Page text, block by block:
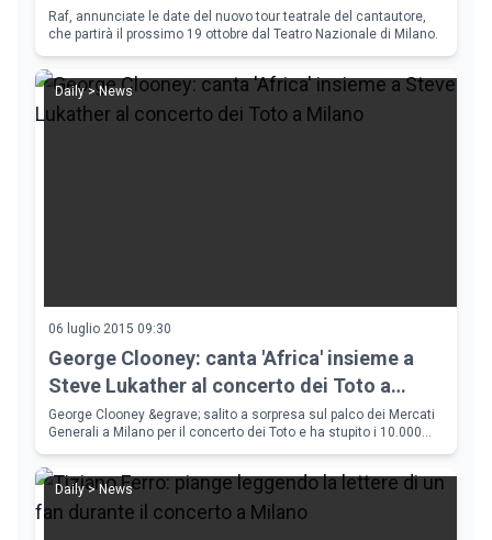
teatrale
Raf, annunciate le date del nuovo tour teatrale del cantautore,
che partirà il prossimo 19 ottobre dal Teatro Nazionale di Milano.
Daily > News
06 luglio 2015 09:30
George Clooney: canta 'Africa' insieme a
Steve Lukather al concerto dei Toto a
Milano
George Clooney &egrave; salito a sorpresa sul palco dei Mercati
Generali a Milano per il concerto dei Toto e ha stupito i 10.000
Daily > News